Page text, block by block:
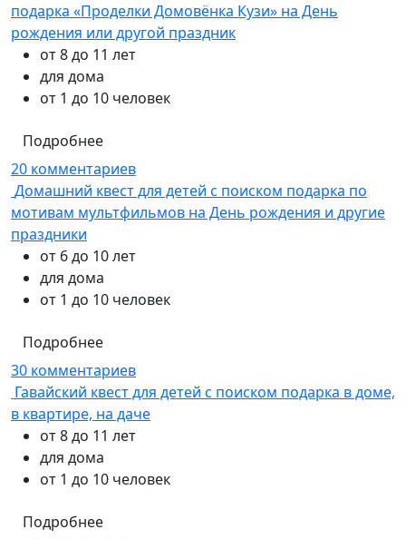
подарка «Проделки Домовёнка Кузи» на День
рождения или другой праздник
от 8 до 11 лет
для дома
от 1 до 10 человек
Подробнее
20 комментариев
Домашний квест для детей с поиском подарка по
мотивам мультфильмов на День рождения и другие
праздники
от 6 до 10 лет
для дома
от 1 до 10 человек
Подробнее
30 комментариев
Гавайский квест для детей с поиском подарка в доме,
в квартире, на даче
от 8 до 11 лет
для дома
от 1 до 10 человек
Подробнее